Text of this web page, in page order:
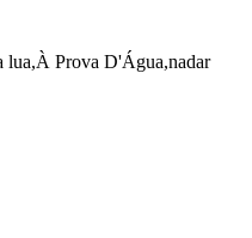
lua,À Prova D'Água,nadar